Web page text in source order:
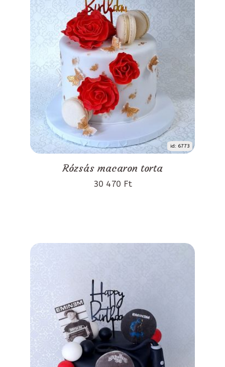
id: 6773
Rózsás macaron torta
30 470 Ft